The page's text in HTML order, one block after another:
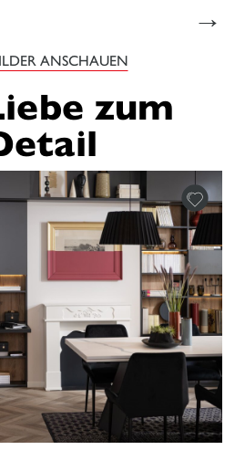
→
ANSCHAUEN
zum